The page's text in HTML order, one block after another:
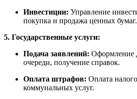
Инвестиции: Управление
покупка и продажа ценных бумаг.
5. Государственные услуги:
Подача заявлений: Оформление
очереди, получение справок.
Оплата штрафов: Оплата
коммунальных услуг.